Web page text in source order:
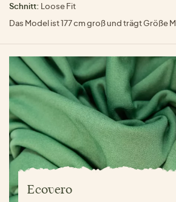
Schnitt: Loose Fit
Das Model ist 177 cm groß und trägt Größe M
Ecovero